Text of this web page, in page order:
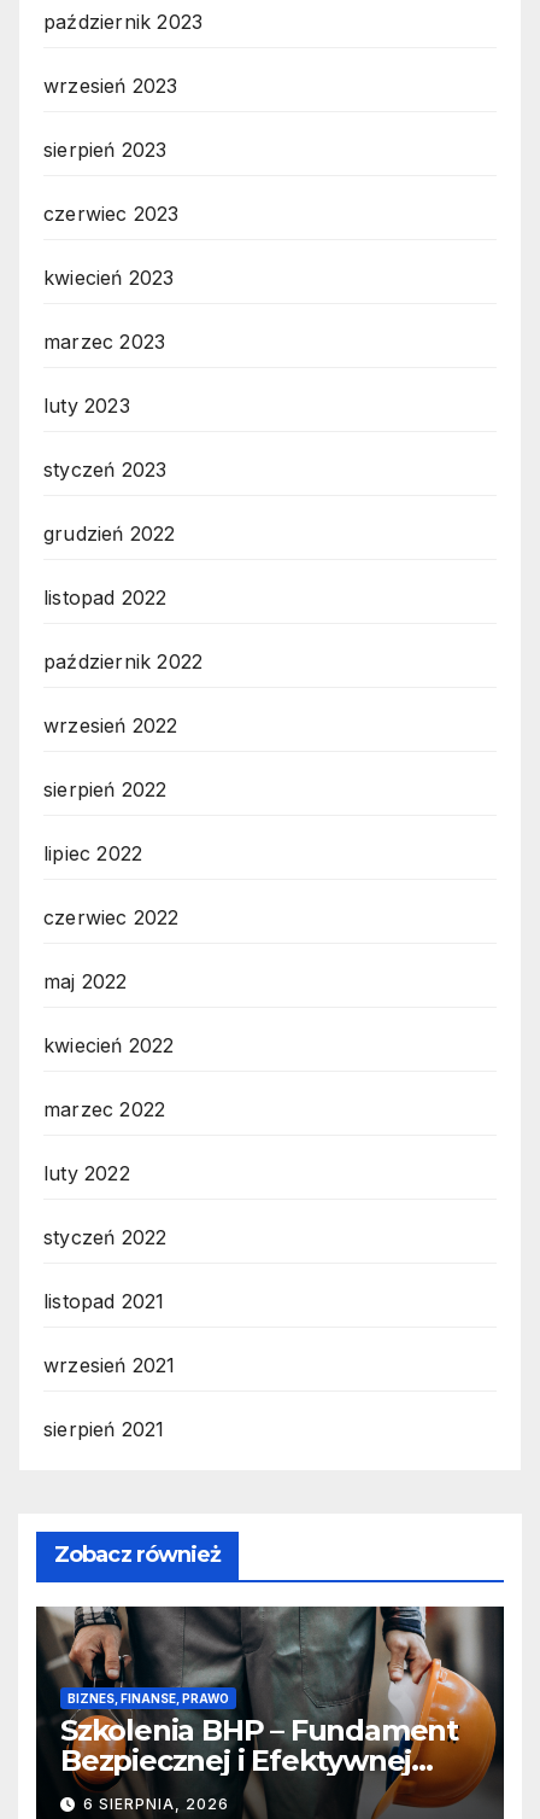
październik 2023
wrzesień 2023
sierpień 2023
czerwiec 2023
kwiecień 2023
marzec 2023
luty 2023
styczeń 2023
grudzień 2022
listopad 2022
październik 2022
wrzesień 2022
sierpień 2022
lipiec 2022
czerwiec 2022
maj 2022
kwiecień 2022
marzec 2022
luty 2022
styczeń 2022
listopad 2021
wrzesień 2021
sierpień 2021
Zobacz również
BIZNES, FINANSE, PRAWO
Szkolenia BHP – Fundament
Bezpiecznej i Efektywnej
Pracy
6 SIERPNIA, 2026